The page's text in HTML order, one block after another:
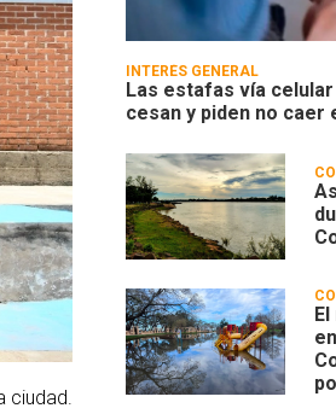
INTERÉS GENERAL
Las estafas vía
cesan y piden no caer